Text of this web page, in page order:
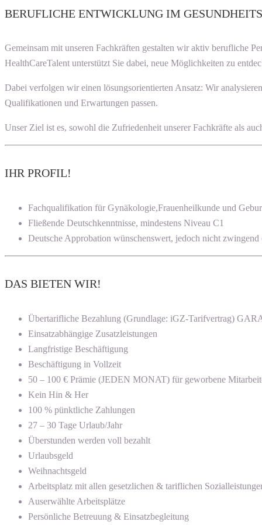
BERUFLICHE ENTWICKLUNG IM
Gemeinsam mit unseren Fachkräften gestalten wir aktiv berufliche
HealthCareTalent unterstützt Sie dabei, neue Möglichkeiten zu
Dabei verfolgen wir einen lösungsorientierten Ansatz: Wir
Qualifikationen und Erwartungen passen.
Unser Ziel ist es, sowohl die Zufriedenheit unserer Fachkräfte als
IHR PROFIL!
Fachqualifikation für Gynäkologie,Frauenheilkunde und
Fließende Deutschkenntnisse, mindestens Niveau C1
Deutsche Approbation wünschenswert, jedoch nicht
DAS BIETEN WIR!
Übertarifliche Bezahlung (Grundlage: iGZ-Tarifvertrag)
Einsatzabhängige Zusatzleistungen
Langfristige Beschäftigung
Beschäftigung in Vollzeit
50 – 100 € Prämie (JEDEN MONAT) für geworbene
Kein Hin & Her
100 % pünktliche Zahlungen
27 – 30 Tage Urlaub/Jahr
Überstunden werden voll bezahlt
Urlaubsgeld
Weihnachtsgeld
Arbeitsplatz mit allen gesetzlichen & tariflichen
Auserwählte Arbeitsplätze
Persönliche Betreuung & Einsatzbegleitung